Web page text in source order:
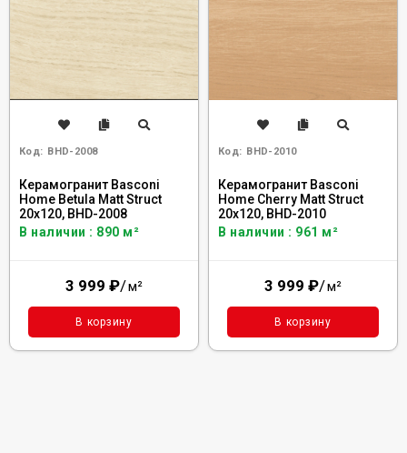
Код: BHD-2008
Керамогранит Basconi
Home Betula Matt Struct
20x120, BHD-2008
В наличии : 890 м²
3 999 ₽/м²
В корзину
Код: BHD-2010
Керамогранит Basconi
Home Cherry Matt Struct
20x120, BHD-2010
В наличии : 961 м²
3 999 ₽/м²
В корзину